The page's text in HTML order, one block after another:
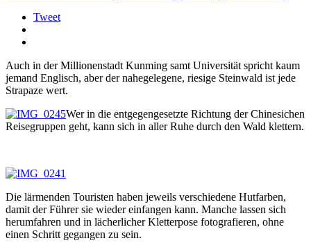
Tweet
Auch in der Millionenstadt Kunming samt Universität spricht kaum
jemand Englisch, aber der nahegelegene, riesige Steinwald ist jede
Strapaze wert.
Wer in die entgegengesetzte Richtung der Chinesichen
Reisegruppen geht, kann sich in aller Ruhe durch den Wald klettern.
Die lärmenden Touristen haben jeweils verschiedene Hutfarben,
damit der Führer sie wieder einfangen kann. Manche lassen sich
herumfahren und in lächerlicher Kletterpose fotografieren, ohne
einen Schritt gegangen zu sein.